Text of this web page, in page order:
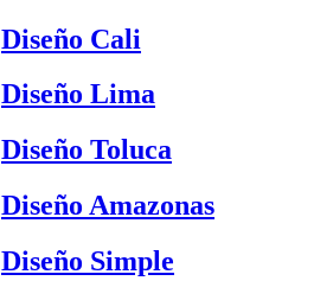
Diseño Cali
Diseño Lima
Diseño Toluca
Diseño Amazonas
Diseño Simple